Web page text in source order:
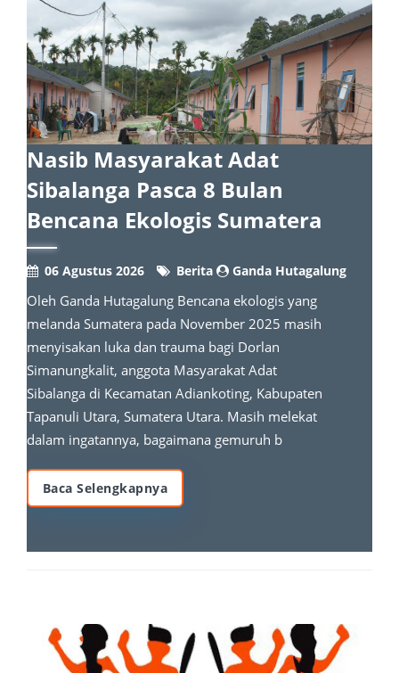
Nasib Masyarakat Adat
Sibalanga Pasca 8 Bulan
Bencana Ekologis Sumatera
06 Agustus 2026 Berita Ganda Hutagalung
Oleh Ganda Hutagalung Bencana ekologis yang
melanda Sumatera pada November 2025 masih
menyisakan luka dan trauma bagi Dorlan
Simanungkalit, anggota Masyarakat Adat
Sibalanga di Kecamatan Adiankoting, Kabupaten
Tapanuli Utara, Sumatera Utara. Masih melekat
dalam ingatannya, bagaimana gemuruh b
Baca Selengkapnya